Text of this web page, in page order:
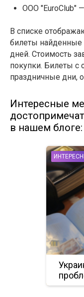
ООО "EuroClub"
В списке
билеты найденные
дней. Стоимость
покупки. Билеты
праздничные дни,
Интересные
в нашем блоге: